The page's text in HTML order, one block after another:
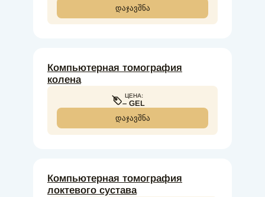
ᲓᲐᲯᲐᲕᲨᲜᲐ
Компьютерная томография
колена
ЦЕНА:
– GEL
ᲓᲐᲯᲐᲕᲨᲜᲐ
Компьютерная томография
локтевого сустава